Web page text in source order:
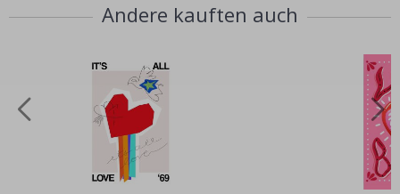
Andere kauften auch